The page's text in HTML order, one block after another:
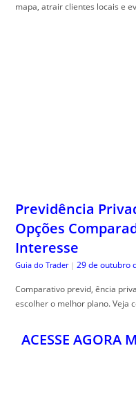
mapa, atrair clientes locais e
Previdência
Opções
Interesse
Guia do Trader | 29 de outubro
Comparativo previd, ência
escolher o melhor plano. Veja
ACESSE AGORA